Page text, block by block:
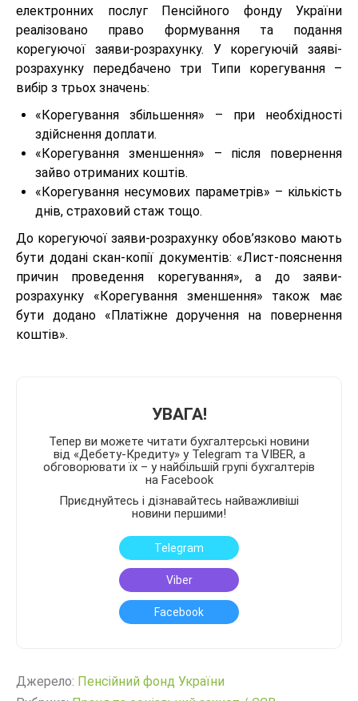
електронних послуг Пенсійного фонду України
реалізовано право формування та подання
корегуючої заяви-розрахунку. У корегуючій заяві-
розрахунку передбачено три Типи корегування –
вибір з трьох значень:
«Корегування збільшення» – при необхідності
здійснення доплати.
«Корегування зменшення» – після повернення
зайво отриманих коштів.
«Корегування несумових параметрів» – кількість
днів, страховий стаж тощо.
До корегуючої заяви-розрахунку обов’язково мають
бути додані скан-копії документів: «Лист-пояснення
причин проведення корегування», а до заяви-
розрахунку «Корегування зменшення» також має
бути додано «Платіжне доручення на повернення
коштів».
УВАГА!
Тепер ви можете читати бухгалтерські новини
від «Дебету-Кредиту» у Telegram та VIBER, а
обговорювати їх – у найбільшій групі бухгалтерів
на Facebook
Приєднуйтесь і дізнавайтесь найважливіші
новини першими!
Telegram
Viber
Facebook
Джерело: Пенсійний фонд України